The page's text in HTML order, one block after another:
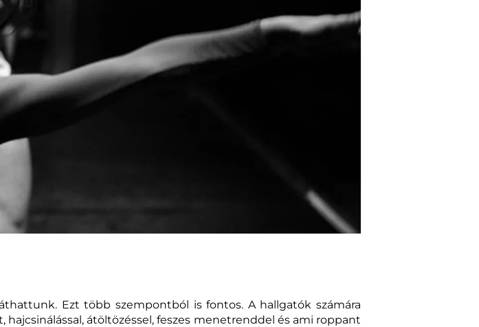
Ezt több szempontból is fontos. A hallgatók számára
átöltözéssel, feszes menetrenddel és ami roppant